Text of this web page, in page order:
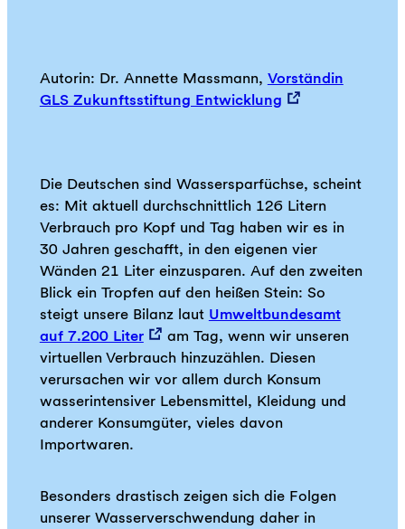
Autorin: Dr. Annette Massmann, Vorständin
GLS Zukunftsstiftung Entwicklung
Die Deutschen sind Wassersparfüchse, scheint
es: Mit aktuell durchschnittlich 126 Litern
Verbrauch pro Kopf und Tag haben wir es in
30 Jahren geschafft, in den eigenen vier
Wänden 21 Liter einzusparen. Auf den zweiten
Blick ein Tropfen auf den heißen Stein: So
steigt unsere Bilanz laut Umweltbundesamt
auf 7.200 Liter
am Tag, wenn wir unseren
virtuellen Verbrauch hinzuzählen. Diesen
verursachen wir vor allem durch Konsum
wasserintensiver Lebensmittel, Kleidung und
anderer Konsumgüter, vieles davon
Importwaren.
Besonders drastisch zeigen sich die Folgen
unserer Wasserverschwendung daher in